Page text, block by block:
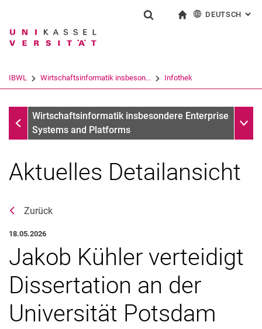
Springe direkt zu: Inhalt
Springe direkt zu: Suche
Springe direkt zu:
Suchbegriff
Suchen (öffnet externen Link in einem
DEUTSCH :
IBWL Wirtschaftsinformatik insbeson... Infothek
Infothek
Wirtschaftsinformatik insbesondere Enterprise
Systems and Platforms
Aktuelles
Stellenangebote
Aktuelles Detailansicht
Zurück
18.05.2026
Jakob Kühler verteidigt
Dissertation an der
Universität Potsdam